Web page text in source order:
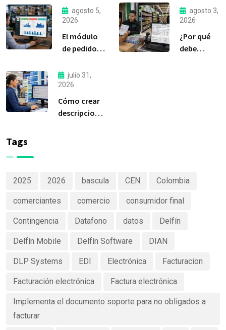
agosto 5,
2026
El módulo
de pedidos:
la
herramienta
más
importante
de Delfín
agosto 3,
2026
¿Por qué
debe
julio 31,
2026
Cómo crear
descripciones
Tags
2025 2026 bascula CEN Colombia
comerciantes comercio consumidor final
Contingencia Datafono datos Delfín
Delfín Mobile Delfín Software DIAN
DLP Systems EDI Electrónica Facturacion
Facturación electrónica Factura electrónica
Implementa el documento soporte para no obligados a
facturar